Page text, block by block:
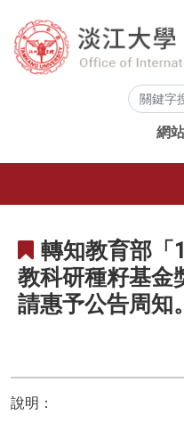
網
轉知教育部「
教科研種籽基金
請惠予公告周知。
說明：